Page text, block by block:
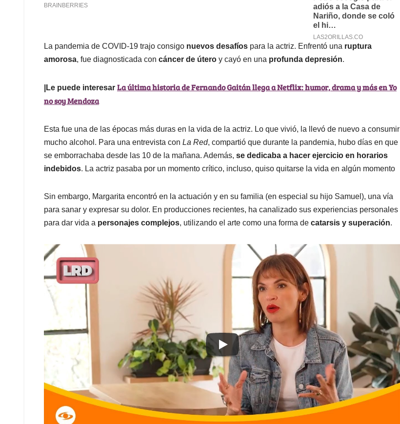
La pandemia de COVID-19 trajo consigo nuevos desafíos para la actriz. Enfrentó una ruptura
amorosa, fue diagnosticada con cáncer de útero y cayó en una profunda depresión.
|Le puede interesar La última historia de Fernando Gaitán llega a Netflix: humor, drama y más en Yo
no soy Mendoza
Esta fue una de las épocas más duras en la vida de la actriz. Lo que vivió, la llevó de nuevo a consumir
mucho alcohol. Para una entrevista con La Red, compartió que durante la pandemia, hubo días en que
se emborrachaba desde las 10 de la mañana. Además, se dedicaba a hacer ejercicio en horarios
indebidos. La actriz pasaba por un momento crítico, incluso, quiso quitarse la vida en algún momento
Sin embargo, Margarita encontró en la actuación y en su familia (en especial su hijo Samuel), una vía
para sanar y expresar su dolor. En producciones recientes, ha canalizado sus experiencias personales
para dar vida a personajes complejos, utilizando el arte como una forma de catarsis y superación.